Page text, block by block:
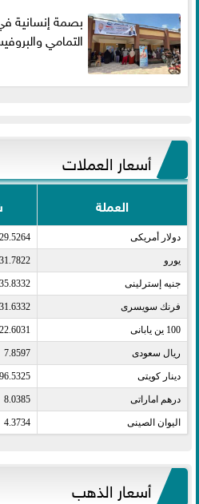
بصمة إنسانية
التمامي
أسعار العملات
العملة
دولار أمريكى​ 29.5264
يورو​ 31.7822
جنيه إسترلينى​ 35.8332
فرنك سويسرى​ 31.6332
100 ين يابانى​ 22.6031
ريال سعودى​ 7.8597
دينار كويتى​ 96.5325
درهم اماراتى​ 8.0385
اليوان الصينى​ 4.3734
أسعار الذهب